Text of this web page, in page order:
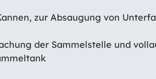
zur Absaugung von
der Sammelstelle und